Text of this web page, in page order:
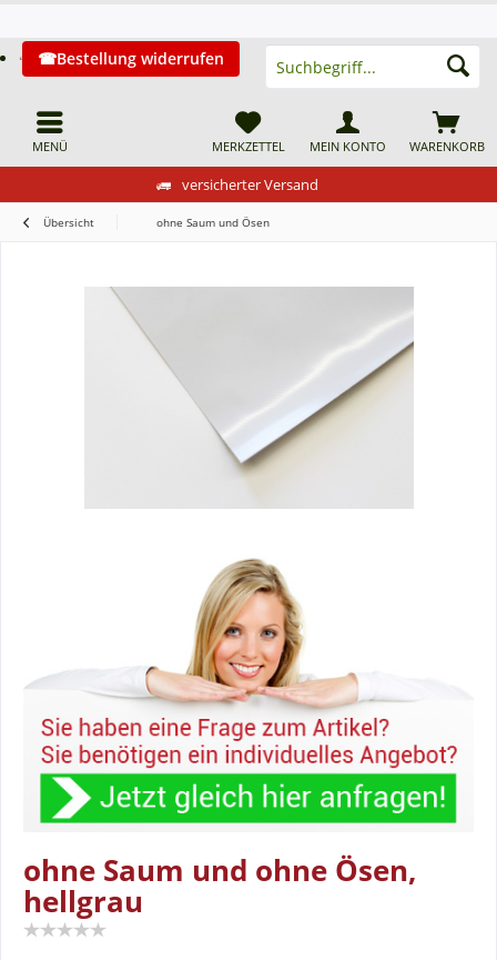
versicherter Versand
MENÜ
Bestellung widerrufen
WARENKORB
MERKZETTEL MEIN KONTO
Übersicht ohne Saum und Ösen
ohne Saum und ohne Ösen,
hellgrau